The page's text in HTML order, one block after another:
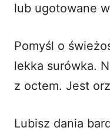
lub ugotowane w
Pomyśl o
lekka surówka.
z octem. Jest
Lubisz dania